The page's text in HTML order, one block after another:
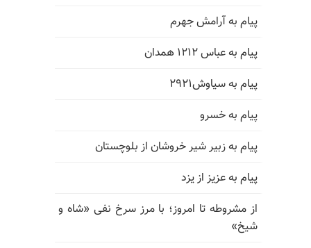
پیام به آرامش جهرم
پیام به عباس ۱۲۱۲ همدان
پیام به سیاوش۲۹۲۱
پیام به خسرو
پیام به زبیر شیر خروشان از بلوچستان
پیام به عزیز از یزد
از مشروطه تا امروز؛ با مرز سرخ نفی «شاه و
شیخ»